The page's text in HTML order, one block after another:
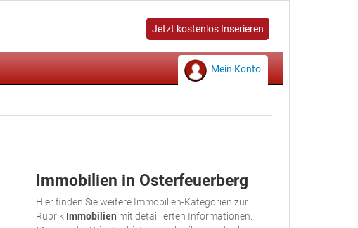
Jetzt kostenlos Inserieren
Mein Konto
Immobilien in Osterfeuerberg
Hier finden Sie weitere Immobilien-Kategorien zur
Rubrik Immobilien mit detaillierten Informationen.